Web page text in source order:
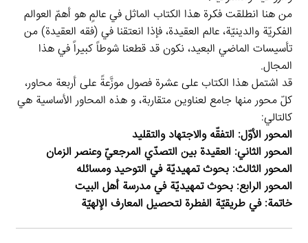
من هنا انطلقت فكرة هذا الكتاب الماثل في عالمٍ هو أهمّ العوالم
الفكريّة والدينيّة، عالم العقيدة، فإذا انعتقنا في (فقه العقيدة) من
تأسيسات الماضي البعيد، نكون قد قطعنا شوطاً كبيراً في هذا
المجال.
قد اشتمل هذا الكتاب على عشرة فصول موزَّعةً على أربعة محاور،
كلّ محور منها جامع لعناوين متقاربة، و هذه المحاور الأساسية هي
كالتالي:
المحور الأوّل: التفقّه والاجتهاد والتقليد
المحور الثاني: العقيدة بين التصدّي المرجعيّ وعنصر الزمان
المحور الثالث: بحوث تمهيديّة في التوحيد ومسائله
المحور الرابع: بحوث تمهيديّة في مدرسة أهل البيت
خاتمة: في طريقيّة الفطرة لتحصيل المعارف الإلهيّة